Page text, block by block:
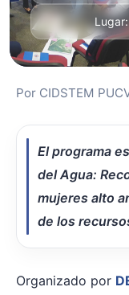
Por CIDSTEM
El programa
del Agua:
mujeres alto
de los
Organizado por